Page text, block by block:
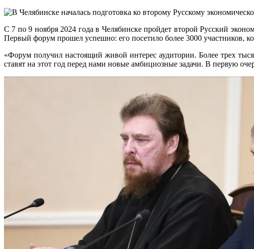
С 7 по 9 ноября 2024 года в Челябинске пройдет второй Русский
Первый форум прошел успешно: его посетило более 3000 участников,
«Форум получил настоящий живой интерес аудитории. Более трех
ставят на этот год перед нами новые амбициозные задачи. В первую